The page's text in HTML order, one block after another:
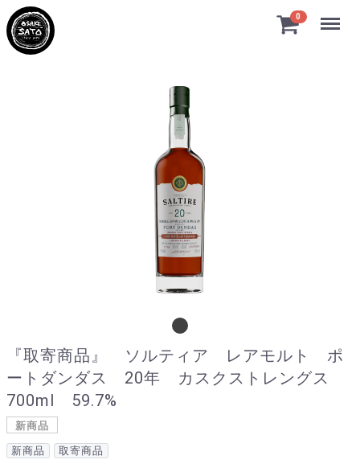
0 Menu
『取寄商品』 ソルティア レアモルト ポ
ートダンダス 20年 カスクストレングス
700ml 59.7%
新商品
新商品 取寄商品